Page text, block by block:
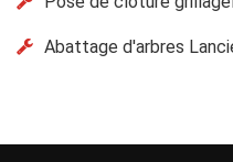
Abattage d'arbres